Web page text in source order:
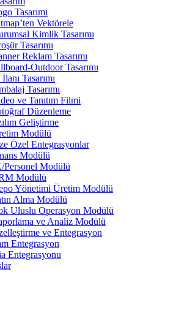
Tasarımı
Vektörele
Kimlik Tasarımı
Tasarımı
Reklam Tasarımı
Outdoor Tasarımı
Tasarımı
Tasarımı
ve Tanıtım Filmi
Düzenleme
Geliştirme
Modülü
Özel Entegrasyonlar
Modülü
Personel Modülü
Modülü
Yönetimi Üretim Modülü
Alma Modülü
Uluslu Operasyon Modülü
ve Analiz Modülü
ve Entegrasyon
Entegrasyon
Entegrasyonu